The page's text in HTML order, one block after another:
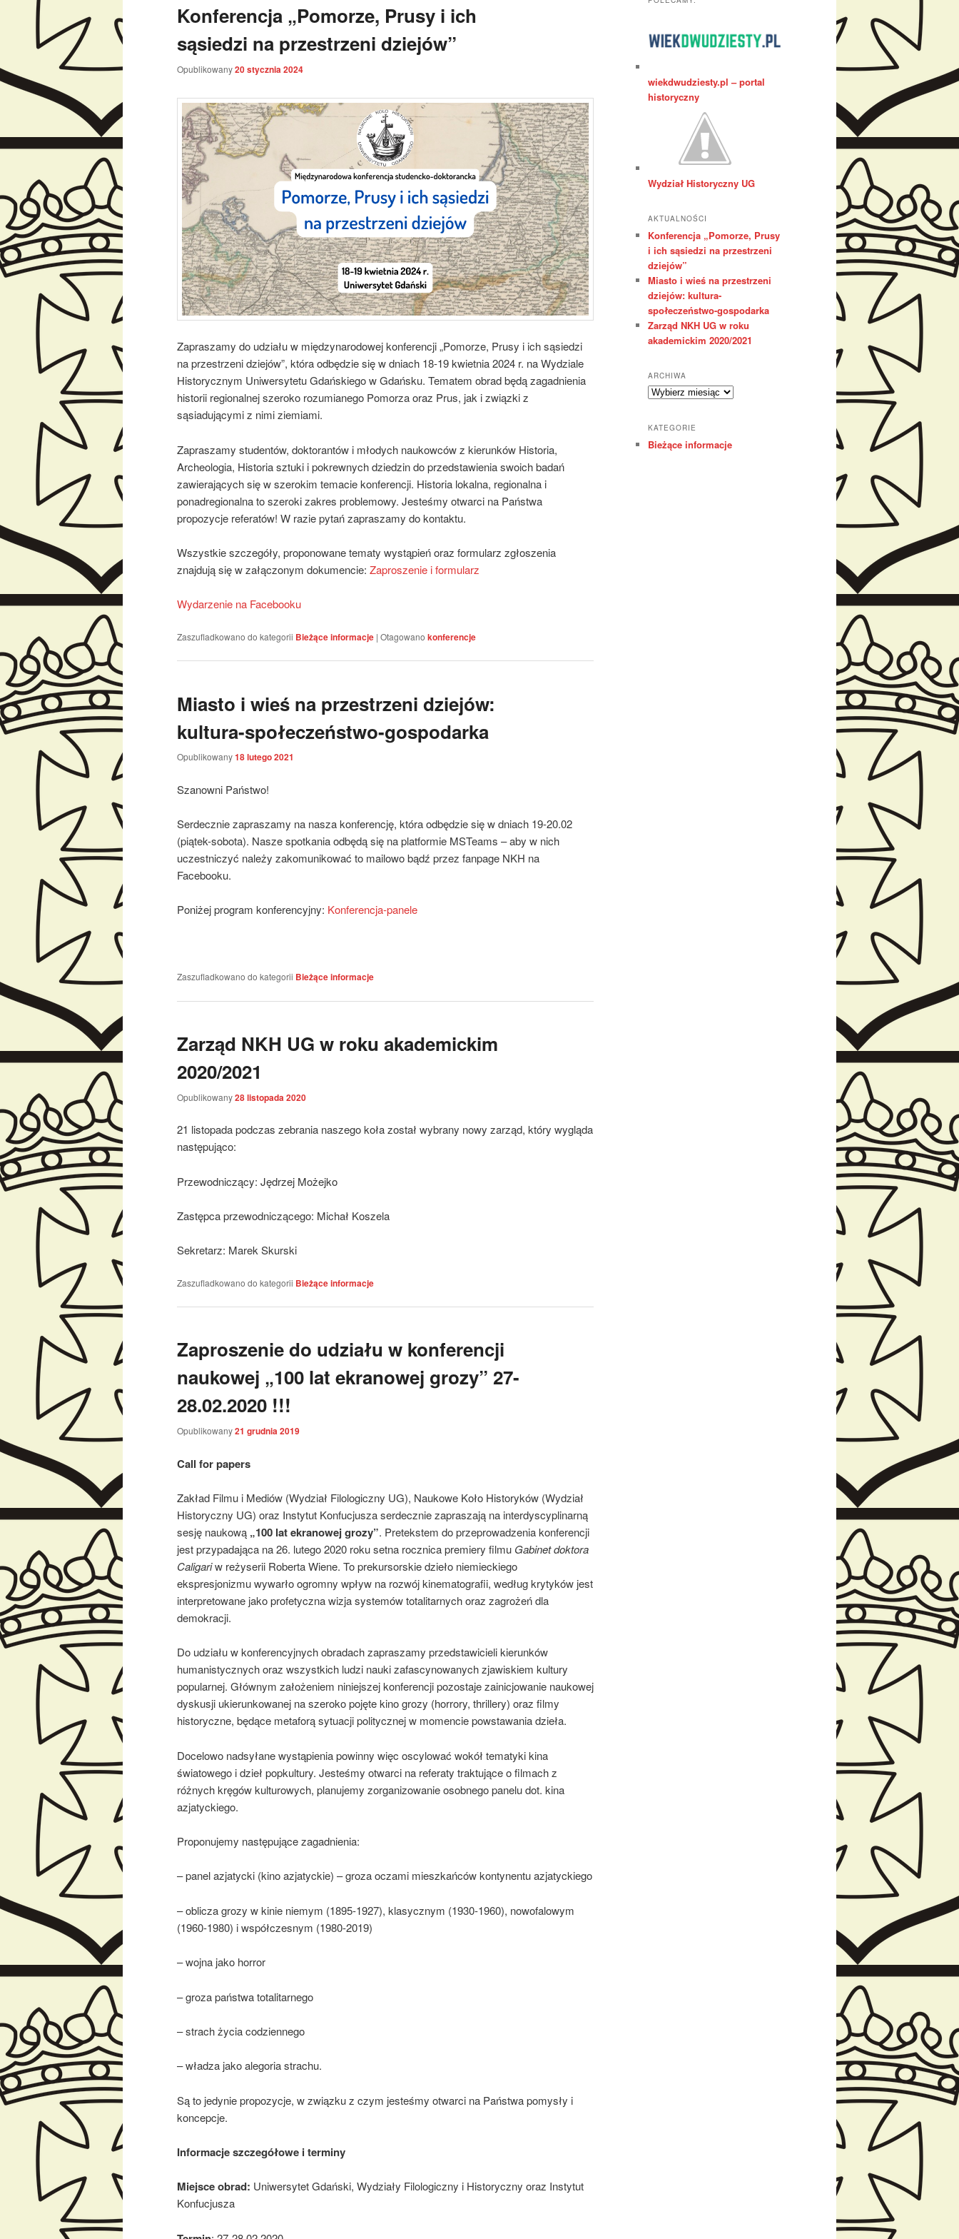
Konferencja „Pomorze, Prusy i ich
sąsiedzi na przestrzeni dziejów”
Opublikowany20 stycznia 2024
Zapraszamy do udziału w międzynarodowej konferencji „Pomorze, Prusy i ich sąsiedzi
na przestrzeni dziejów”, która odbędzie się w dniach 18-19 kwietnia 2024 r. na Wydziale
Historycznym Uniwersytetu Gdańskiego w Gdańsku. Tematem obrad będą zagadnienia
historii regionalnej szeroko rozumianego Pomorza oraz Prus, jak i związki z
sąsiadującymi z nimi ziemiami.
Zapraszamy studentów, doktorantów i młodych naukowców z kierunków Historia,
Archeologia, Historia sztuki i pokrewnych dziedzin do przedstawienia swoich badań
zawierających się w szerokim temacie konferencji. Historia lokalna, regionalna i
ponadregionalna to szeroki zakres problemowy. Jesteśmy otwarci na Państwa
propozycje referatów! W razie pytań zapraszamy do kontaktu.
Wszystkie szczegóły, proponowane tematy wystąpień oraz formularz zgłoszenia
znajdują się w załączonym dokumencie: Zaproszenie i formularz
Wydarzenie na Facebooku
Zaszufladkowano do kategorii Bieżące informacje | Otagowano konferencje
Miasto i wieś na przestrzeni dziejów:
kultura-społeczeństwo-gospodarka
Opublikowany18 lutego 2021
Szanowni Państwo!
Serdecznie zapraszamy na nasza konferencję, która odbędzie się w dniach 19-20.02
(piątek-sobota). Nasze spotkania odbędą się na platformie MSTeams – aby w nich
uczestniczyć należy zakomunikować to mailowo bądź przez fanpage NKH na
Facebooku.
Poniżej program konferencyjny: Konferencja-panele
Zaszufladkowano do kategorii Bieżące informacje
Zarząd NKH UG w roku akademickim
2020/2021
Opublikowany28 listopada 2020
21 listopada podczas zebrania naszego koła został wybrany nowy zarząd, który wygląda
następująco:
Przewodniczący: Jędrzej Możejko
Zastępca przewodniczącego: Michał Koszela
Sekretarz: Marek Skurski
Zaszufladkowano do kategorii Bieżące informacje
Zaproszenie do udziału w konferencji
naukowej „100 lat ekranowej grozy” 27-
28.02.2020 !!!
Opublikowany21 grudnia 2019
Call for papers
Zakład Filmu i Mediów (Wydział Filologiczny UG), Naukowe Koło Historyków (Wydział
Historyczny UG) oraz Instytut Konfucjusza serdecznie zapraszają na interdyscyplinarną
sesję naukową „100 lat ekranowej grozy”. Pretekstem do przeprowadzenia konferencji
jest przypadająca na 26. lutego 2020 roku setna rocznica premiery filmu Gabinet doktora
Caligariw reżyserii Roberta Wiene. To prekursorskie dzieło niemieckiego
ekspresjonizmu wywarło ogromny wpływ na rozwój kinematografii, według krytyków jest
interpretowane jako profetyczna wizja systemów totalitarnych oraz zagrożeń dla
demokracji.
Do udziału w konferencyjnych obradach zapraszamy przedstawicieli kierunków
humanistycznych oraz wszystkich ludzi nauki zafascynowanych zjawiskiem kultury
popularnej. Głównym założeniem niniejszej konferencji pozostaje zainicjowanie naukowej
dyskusji ukierunkowanej na szeroko pojęte kino grozy (horrory, thrillery) oraz filmy
historyczne, będące metaforą sytuacji politycznej w momencie powstawania dzieła.
Docelowo nadsyłane wystąpienia powinny więc oscylować wokół tematyki kina
światowego i dzieł popkultury. Jesteśmy otwarci na referaty traktujące o filmach z
różnych kręgów kulturowych, planujemy zorganizowanie osobnego panelu dot. kina
azjatyckiego.
Proponujemy następujące zagadnienia:
– panel azjatycki (kino azjatyckie) – groza oczami mieszkańców kontynentu azjatyckiego
– oblicza grozy w kinie niemym (1895-1927), klasycznym (1930-1960), nowofalowym
(1960-1980) i współczesnym (1980-2019)
– wojna jako horror
– groza państwa totalitarnego
– strach życia codziennego
– władza jako alegoria strachu.
Są to jedynie propozycje, w związku z czym jesteśmy otwarci na Państwa pomysły i
koncepcje.
Informacje szczegółowe i terminy
Miejsce obrad: Uniwersytet Gdański, Wydziały Filologiczny i Historyczny oraz Instytut
Konfucjusza
wiekdwudziesty.pl – portal
historyczny
Wydział Historyczny UG
AKTUALNOŚCI
Konferencja „Pomorze, Prusy
i ich sąsiedzi na przestrzeni
dziejów”
Miasto i wieś na przestrzeni
dziejów: kultura-
społeczeństwo-gospodarka
Zarząd NKH UG w roku
akademickim 2020/2021
ARCHIWA
Archiwa
KATEGORIE
Bieżące informacje